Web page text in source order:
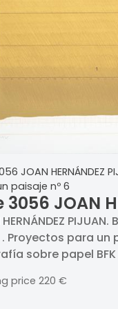
JOAN HERNÁNDEZ
paisaje nº 6
3056 JOAN
-
nº 6
Proyectos para un
sobre papel
Quince,
price 220 €